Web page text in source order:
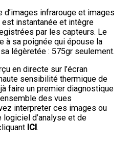
d’images infrarouge et images
instantanée et intègre
par les capteurs. Le
à sa poignée qui épouse la
légèretée : 575gr seulement.
en directe sur l’écran
sensibilité thermique de
faire un premier diagnostique
des vues
interpreter ces images ou
d’analyse et de
ICI .